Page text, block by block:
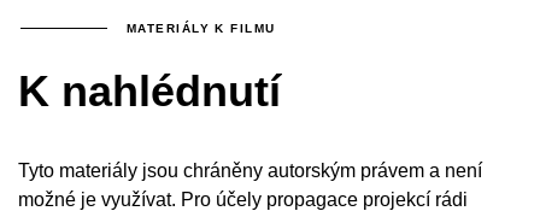
MATERIÁLY K FILMU
K nahlédnutí
Tyto materiály jsou chráněny autorským právem a není
možné je využívat. Pro účely propagace projekcí rádi